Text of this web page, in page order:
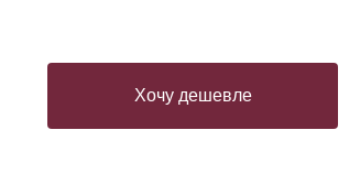
Хочу дешевле